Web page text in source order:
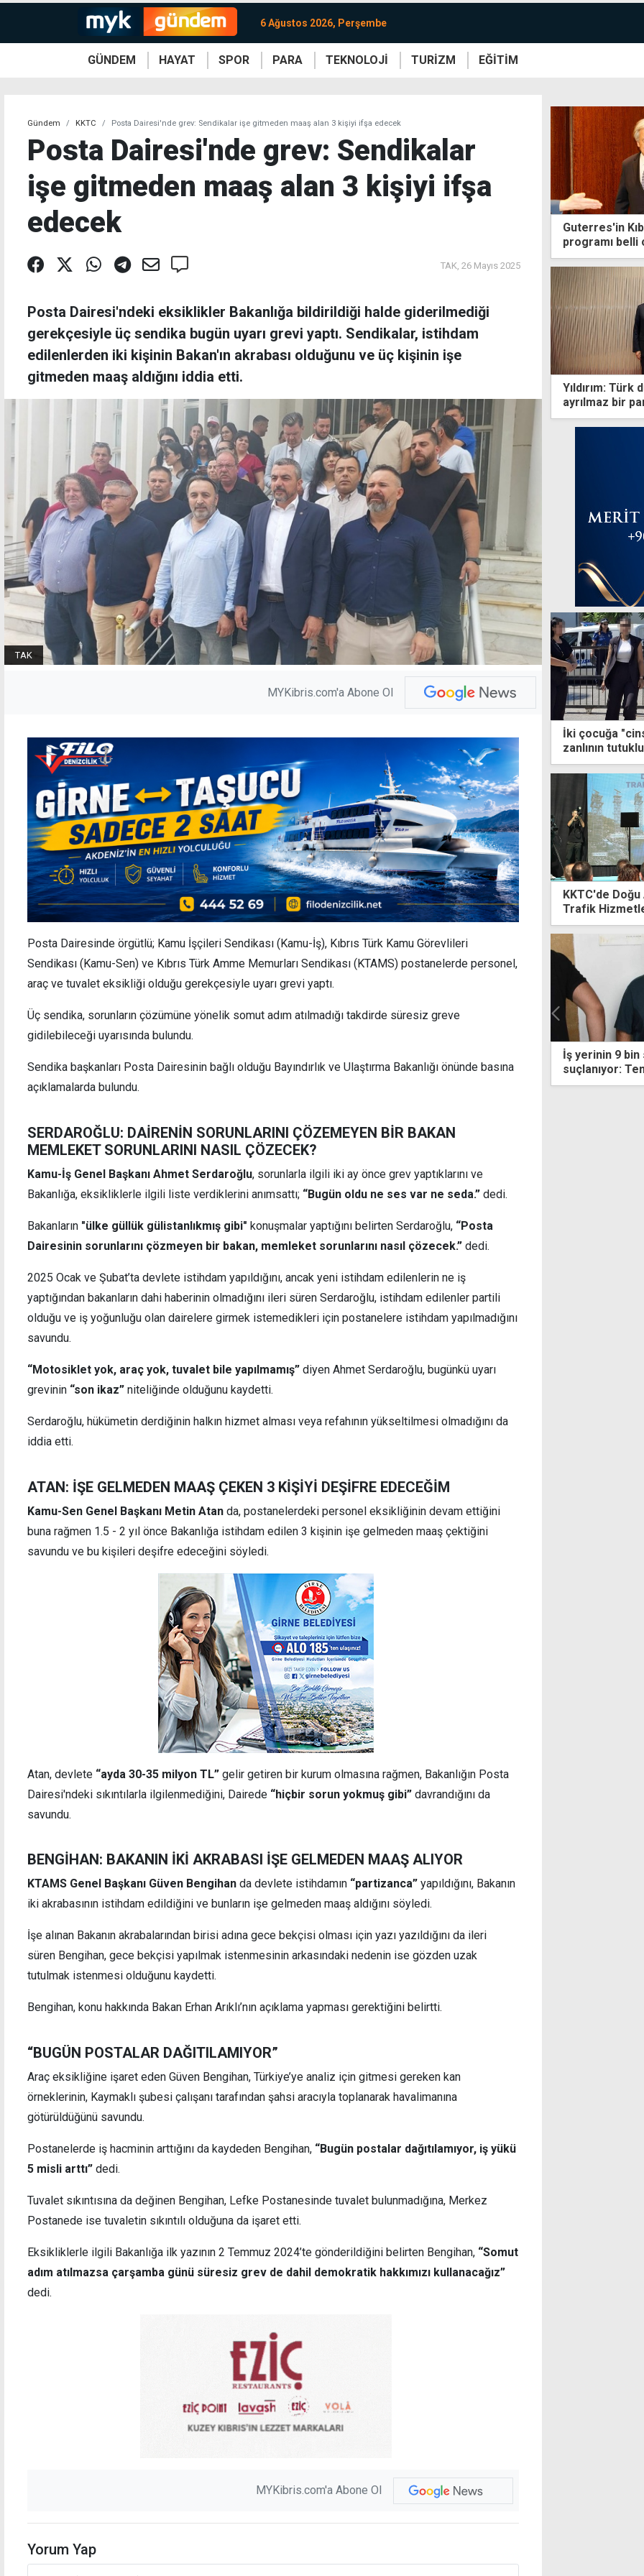
6 Ağustos 2026, Perşembe
GÜNDEM HAYAT SPOR PARA TEKNOLOJİ TURİZM EĞİTİM
Gündem KKTC Posta Dairesi'nde grev: Sendikalar işe gitmeden maaş alan 3 kişiyi ifşa edecek
Posta Dairesi'nde grev: Sendikalar
işe gitmeden maaş alan 3 kişiyi ifşa
edecek
TAK, 26 Mayıs 2025
Posta Dairesi'ndeki eksiklikler Bakanlığa bildirildiği halde giderilmediği
gerekçesiyle üç sendika bugün uyarı grevi yaptı. Sendikalar, istihdam
edilenlerden iki kişinin Bakan'ın akrabası olduğunu ve üç kişinin işe
gitmeden maaş aldığını iddia etti.
TAK
MYKibris.com'a Abone Ol
Posta Dairesinde örgütlü; Kamu İşçileri Sendikası (Kamu-İş), Kıbrıs Türk Kamu Görevlileri
Sendikası (Kamu-Sen) ve Kıbrıs Türk Amme Memurları Sendikası (KTAMS) postanelerde personel,
araç ve tuvalet eksikliği olduğu gerekçesiyle uyarı grevi yaptı.
Üç sendika, sorunların çözümüne yönelik somut adım atılmadığı takdirde süresiz greve
gidilebileceği uyarısında bulundu.
Sendika başkanları Posta Dairesinin bağlı olduğu Bayındırlık ve Ulaştırma Bakanlığı önünde basına
açıklamalarda bulundu.
SERDAROĞLU: DAİRENİN SORUNLARINI ÇÖZEMEYEN BİR BAKAN
MEMLEKET SORUNLARINI NASIL ÇÖZECEK?
Kamu-İş Genel Başkanı Ahmet Serdaroğlu, sorunlarla ilgili iki ay önce grev yaptıklarını ve
Bakanlığa, eksikliklerle ilgili liste verdiklerini anımsattı; “Bugün oldu ne ses var ne seda.” dedi.
Bakanların "ülke güllük gülistanlıkmış gibi" konuşmalar yaptığını belirten Serdaroğlu, “Posta
Dairesinin sorunlarını çözmeyen bir bakan, memleket sorunlarını nasıl çözecek.” dedi.
2025 Ocak ve Şubat’ta devlete istihdam yapıldığını, ancak yeni istihdam edilenlerin ne iş
yaptığından bakanların dahi haberinin olmadığını ileri süren Serdaroğlu, istihdam edilenler partili
olduğu ve iş yoğunluğu olan dairelere girmek istemedikleri için postanelere istihdam yapılmadığını
savundu.
“Motosiklet yok, araç yok, tuvalet bile yapılmamış” diyen Ahmet Serdaroğlu, bugünkü uyarı
grevinin “son ikaz” niteliğinde olduğunu kaydetti.
Serdaroğlu, hükümetin derdiğinin halkın hizmet alması veya refahının yükseltilmesi olmadığını da
iddia etti.
ATAN: İŞE GELMEDEN MAAŞ ÇEKEN 3 KİŞİYİ DEŞİFRE EDECEĞİM
Kamu-Sen Genel Başkanı Metin Atan da, postanelerdeki personel eksikliğinin devam ettiğini
buna rağmen 1.5 - 2 yıl önce Bakanlığa istihdam edilen 3 kişinin işe gelmeden maaş çektiğini
savundu ve bu kişileri deşifre edeceğini söyledi.
Atan, devlete “ayda 30-35 milyon TL” gelir getiren bir kurum olmasına rağmen, Bakanlığın Posta
Dairesi'ndeki sıkıntılarla ilgilenmediğini, Dairede “hiçbir sorun yokmuş gibi” davrandığını da
savundu.
BENGİHAN: BAKANIN İKİ AKRABASI İŞE GELMEDEN MAAŞ ALIYOR
KTAMS Genel Başkanı Güven Bengihan da devlete istihdamın “partizanca” yapıldığını, Bakanın
iki akrabasının istihdam edildiğini ve bunların işe gelmeden maaş aldığını söyledi.
İşe alınan Bakanın akrabalarından birisi adına gece bekçisi olması için yazı yazıldığını da ileri
süren Bengihan, gece bekçisi yapılmak istenmesinin arkasındaki nedenin ise gözden uzak
tutulmak istenmesi olduğunu kaydetti.
Bengihan, konu hakkında Bakan Erhan Arıklı’nın açıklama yapması gerektiğini belirtti.
“BUGÜN POSTALAR DAĞITILAMIYOR”
Araç eksikliğine işaret eden Güven Bengihan, Türkiye’ye analiz için gitmesi gereken kan
örneklerinin, Kaymaklı şubesi çalışanı tarafından şahsi aracıyla toplanarak havalimanına
götürüldüğünü savundu.
Postanelerde iş hacminin arttığını da kaydeden Bengihan, “Bugün postalar dağıtılamıyor, iş yükü
5 misli arttı” dedi.
Tuvalet sıkıntısına da değinen Bengihan, Lefke Postanesinde tuvalet bulunmadığına, Merkez
Postanede ise tuvaletin sıkıntılı olduğuna da işaret etti.
Eksikliklerle ilgili Bakanlığa ilk yazının 2 Temmuz 2024’te gönderildiğini belirten Bengihan, “Somut
adım atılmazsa çarşamba günü süresiz grev de dahil demokratik hakkımızı kullanacağız”
dedi.
MYKibris.com'a Abone Ol
Yorum Yap
Guterres'in
programı belli
Yıldırım: Türk
ayrılmaz bir
İki çocuğa
zanlının
KKTC'de
Trafik
vatandaki
koruyacağız
20 Temmuz ziyareti
suçlanıyor: Teminata bağlandı